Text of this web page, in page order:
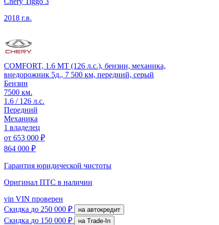
2018 г.в.
COMFORT, 1.6 MT (126 л.с.), бензин, механика,
внедорожник 5д., 7 500 км, передний, серый
Бензин
7500 км.
1.6 / 126 л.с.
Передний
Механика
1 владелец
от 653 000 ₽
864 000 ₽
Гарантия юридической чистоты
Оригинал ПТС в наличии
vin VIN проверен
Скидка до 250 000 ₽ на автокредит
Скидка до 150 000 ₽
на Trade-In